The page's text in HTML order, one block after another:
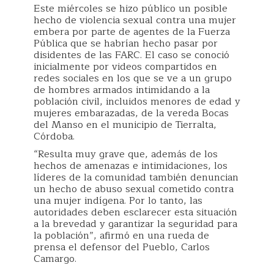
Este miércoles se hizo público un posible
hecho de violencia sexual contra una mujer
embera por parte de agentes de la Fuerza
Pública que se habrían hecho pasar por
disidentes de las FARC. El caso se conoció
inicialmente por videos compartidos en
redes sociales en los que se ve a un grupo
de hombres armados intimidando a la
población civil, incluidos menores de edad y
mujeres embarazadas, de la vereda Bocas
del Manso en el municipio de Tierralta,
Córdoba.
“Resulta muy grave que, además de los
hechos de amenazas e intimidaciones, los
líderes de la comunidad también denuncian
un hecho de abuso sexual cometido contra
una mujer indígena. Por lo tanto, las
autoridades deben esclarecer esta situación
a la brevedad y garantizar la seguridad para
la población”, afirmó en una rueda de
prensa el defensor del Pueblo, Carlos
Camargo.